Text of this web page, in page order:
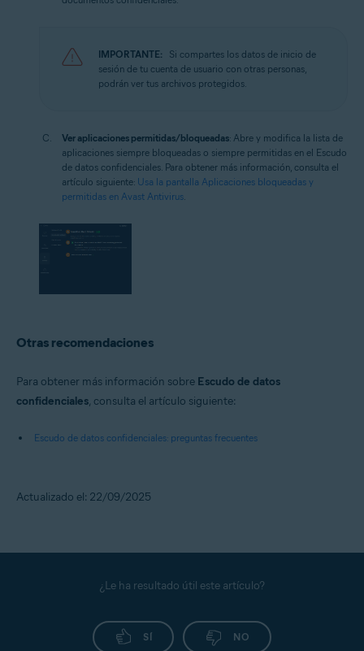
IMPORTANTE:
Si compartes los datos de inicio de
sesión de tu cuenta de usuario con otras personas,
podrán ver tus archivos protegidos.
Ver aplicaciones permitidas/bloqueadas: Abre y modifica la lista de
aplicaciones siempre bloqueadas o siempre permitidas en el Escudo
de datos confidenciales. Para obtener más información, consulta el
artículo siguiente: Usa la pantalla Aplicaciones bloqueadas y
permitidas en Avast Antivirus.
Otras recomendaciones
Para obtener más información sobre Escudo de datos
confidenciales, consulta el artículo siguiente:
Escudo de datos confidenciales: preguntas frecuentes
Actualizado el: 22/09/2025
¿Le ha resultado útil este artículo?
SÍ NO